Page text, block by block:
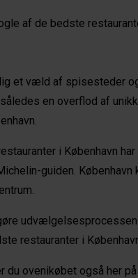
af de bedste
et væld af spisesteder
således en overflod af
i København
guiden.
restauranter i
du ovenikøbet også her